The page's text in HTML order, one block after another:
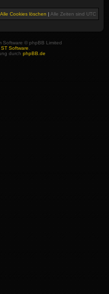
Alle Cookies löschen | Alle Zeiten sind UTC
Software © phpBB Limited
ST Software
durch phpBB.de